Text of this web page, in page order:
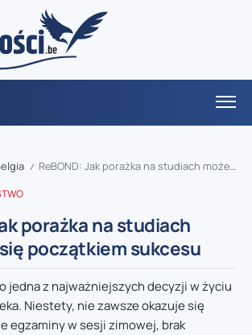
/ ReBOND: Jak porażka na studiach może stać się początkiem sukcesu
porażka na studiach
początkiem sukcesu
jedna z najważniejszych decyzji w życiu
Niestety, nie zawsze okazuje się
egzaminy w sesji zimowej, brak